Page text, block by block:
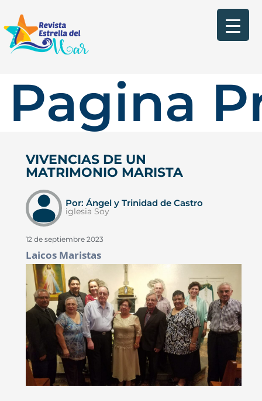
Pagina
VIVENCIAS DE UN
MATRIMONIO MARISTA
Por: Ángel y Trinidad de Castro
iglesia Soy
12 de septiembre 2023
Laicos Maristas